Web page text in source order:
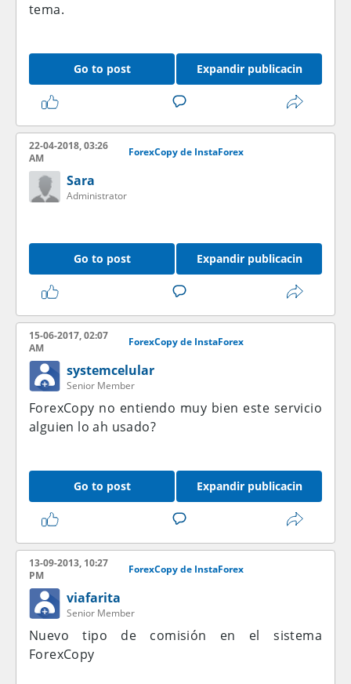
tema.
Go to post Expandir publicacin
22-04-2018, 03:26
AM
ForexCopy de InstaForex
Sara
Administrator
Go to post Expandir publicacin
15-06-2017, 02:07
AM
ForexCopy de InstaForex
systemcelular
Senior Member
ForexCopy no entiendo muy bien este servicio
alguien lo ah usado?
Go to post Expandir publicacin
13-09-2013, 10:27
PM
ForexCopy de InstaForex
viafarita
Senior Member
Nuevo tipo de comisión en el sistema
ForexCopy